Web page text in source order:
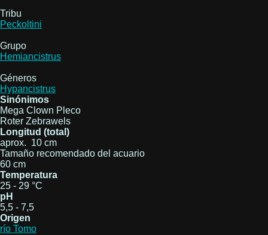
Tribu
Peckoltini
Grupo
Hemiancistrus
Géneros
Hypancistrus
Sinónimos
Mega Clown Pleco
Roter Zebrawels
Longitud (total)
aprox. 10 cm
Tamaño recomendado del acuario
60 cm
Temperatura
25 - 29 °C
pH
5,5 - 7,5
Origen
río Tomo